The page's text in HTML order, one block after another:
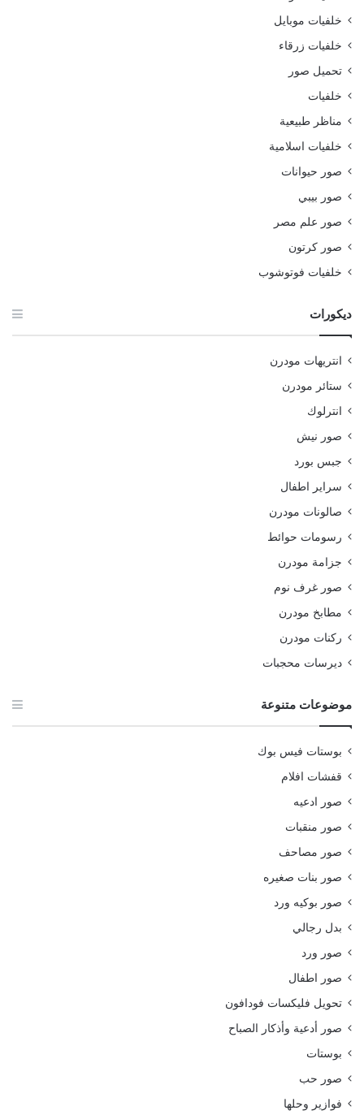
خلفيات موبايل
خلفيات زرقاء
تحميل صور
خلفيات
مناظر طبيعية
خلفيات اسلامية
صور حيوانات
صور بيبي
صور علم مصر
صور كرتون
خلفيات فوتوشوب
ديكورات
انتريهات مودرن
ستائر مودرن
انترلوك
صور نيش
جبس بورد
سراير اطفال
صالونات مودرن
رسومات حوائط
جزامة مودرن
صور غرف نوم
مطابخ مودرن
ركنات مودرن
ديرسات محجبات
موضوعات متنوعة
بوستات فيس بوك
قفشات افلام
صور ادعيه
صور منقبات
صور مصاحف
صور بنات صغيره
صور بوكيه ورد
بدل رجالي
صور ورد
صور اطفال
تحويل فليكسات فودافون
صور أدعية وأذكار الصباح
بوستات
صور حب
فوازير وحلها